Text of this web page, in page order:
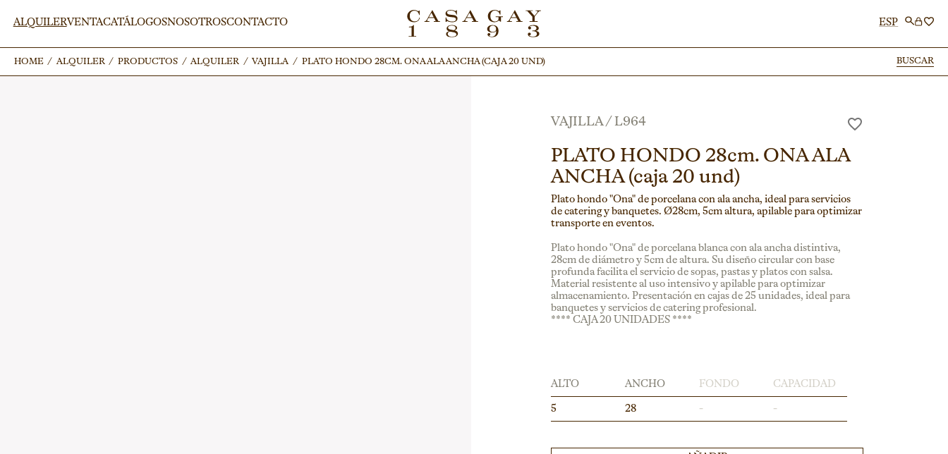
ALQUILERVENTACATÁLOGOSNOSOTROSCONTACTO ESP
HOME / ALQUILER / PRODUCTOS / ALQUILER / VAJILLA / PLATO HONDO 28CM. ONA ALA ANCHA (CAJA 20 UND) BUSCAR
HOME / ALQUILER / PRODUCTOS / ALQUILER / VAJILLA / PLATO HONDO 28CM. ONA ALA ANCHA (CAJA 20 UND) BUSCAR
VAJILLA/ L964
PLATO HONDO 28cm. ONA ALA
ANCHA (caja 20 und)
Plato hondo "Ona" de porcelana con ala ancha, ideal para servicios
de catering y banquetes. Ø28cm, 5cm altura, apilable para optimizar
transporte en eventos.
Plato hondo "Ona" de porcelana blanca con ala ancha distintiva,
28cm de diámetro y 5cm de altura. Su diseño circular con base
profunda facilita el servicio de sopas, pastas y platos con salsa.
Material resistente al uso intensivo y apilable para optimizar
almacenamiento. Presentación en cajas de 25 unidades, ideal para
banquetes y servicios de catering profesional.
**** CAJA 20 UNIDADES ****
ALTO ANCHO FONDO CAPACIDAD
5 28 - -